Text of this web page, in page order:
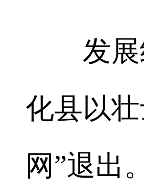
发展经
化县以
网”退出